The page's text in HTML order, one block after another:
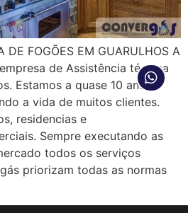
DE FOGÕES EM GUARULHOS A
de Assistência técnica
Estamos a quase 10 anos
a vida de muitos clientes.
residencias e
Sempre executando as
todos os serviços
priorizam todas as normas